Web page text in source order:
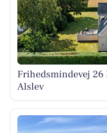
Frihedsmindevej
Alslev